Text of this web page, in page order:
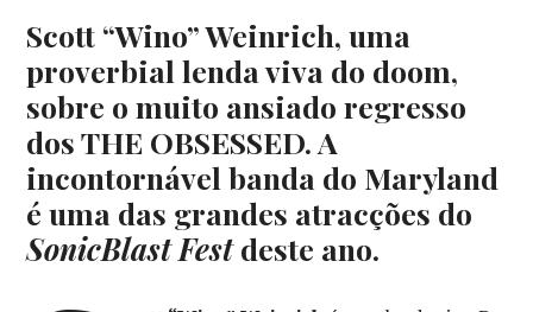
Scott “Wino” Weinrich, uma
proverbial lenda viva do doom,
sobre o muito ansiado regresso
dos THE OBSESSED. A
incontornável banda do Maryland
é uma das grandes atracções do
SonicBlast Festdeste ano.